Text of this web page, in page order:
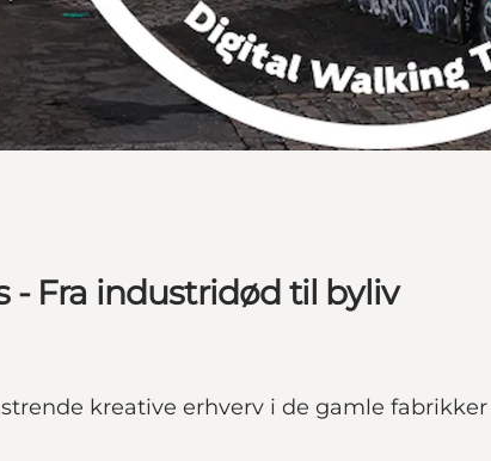
- Fra industridød til byliv
kreative erhverv i de gamle